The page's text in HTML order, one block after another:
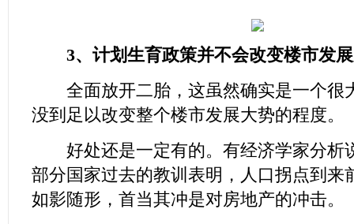
3、计划生育政策并不会改变楼市发
全面放开二胎，这虽然确实是一个很
没到足以改变整个楼市发展大势的程度。
好处还是一定有的。有经济学家分析
部分国家过去的教训表明，人口拐点到来
如影随形，首当其冲是对房地产的冲击。